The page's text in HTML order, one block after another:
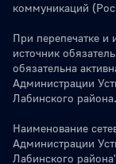
коммуникаций
При перепечатке
источник
обязательна
Администрации
Лабинского района.
Наименование
Администрации
Лабинского